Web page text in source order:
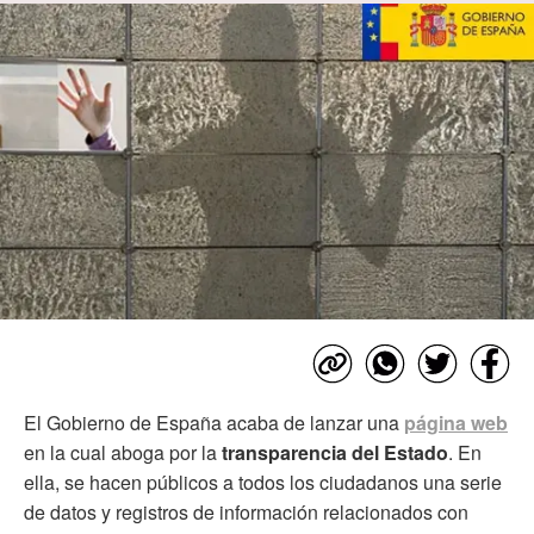
El Gobierno de España acaba de lanzar una página web
en la cual aboga por latransparencia del Estado. En
ella, se hacen públicos a todos los ciudadanos una serie
de datos y registros de información relacionados con